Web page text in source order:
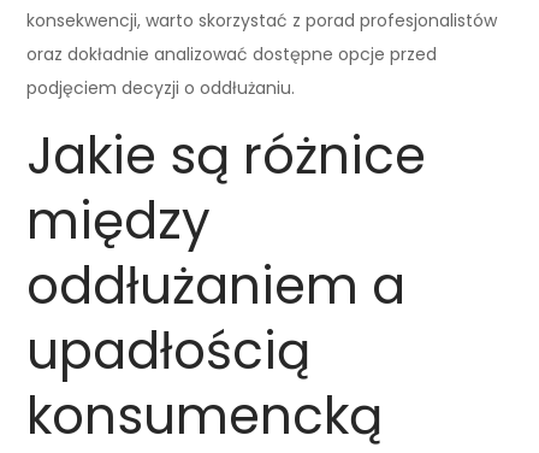
konsekwencji, warto skorzystać z porad profesjonalistów
oraz dokładnie analizować dostępne opcje przed
podjęciem decyzji o oddłużaniu.
Jakie są różnice
między
oddłużaniem a
upadłością
konsumencką